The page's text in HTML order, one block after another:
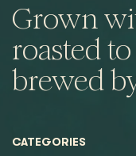
Grown
roasted
brewed
CATEGORIES